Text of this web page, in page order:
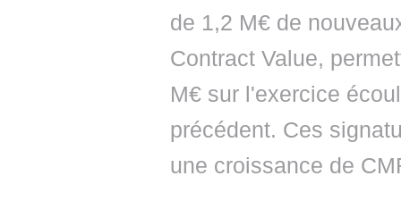
de 1,2 M€ de
Contract Value,
M€ sur l'exercice
précédent. Ces
une croissance de